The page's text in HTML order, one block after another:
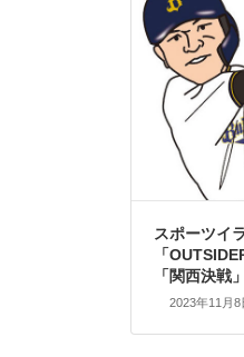
スポーツイ
「
「関西決戦
2023年11月8